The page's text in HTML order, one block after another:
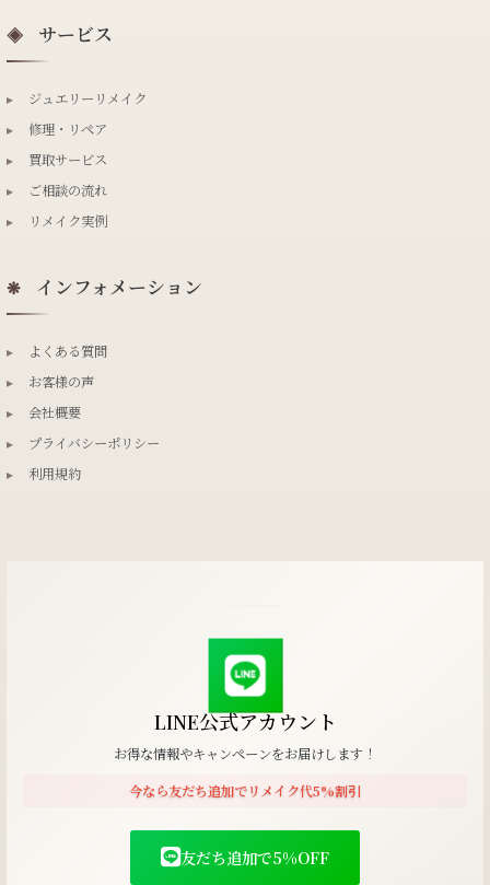
◈ サービス
▸
ジュエリーリメイク
▸
修理・リペア
▸
買取サービス
▸
ご相談の流れ
▸
リメイク実例
❋ インフォメーション
▸
よくある質問
▸
お客様の声
▸
会社概要
▸
プライバシーポリシー
▸
利用規約
LINE公式アカウント
お得な情報やキャンペーンをお届けします！
今なら友だち追加でリメイク代5%割引
友だち追加で5%OFF